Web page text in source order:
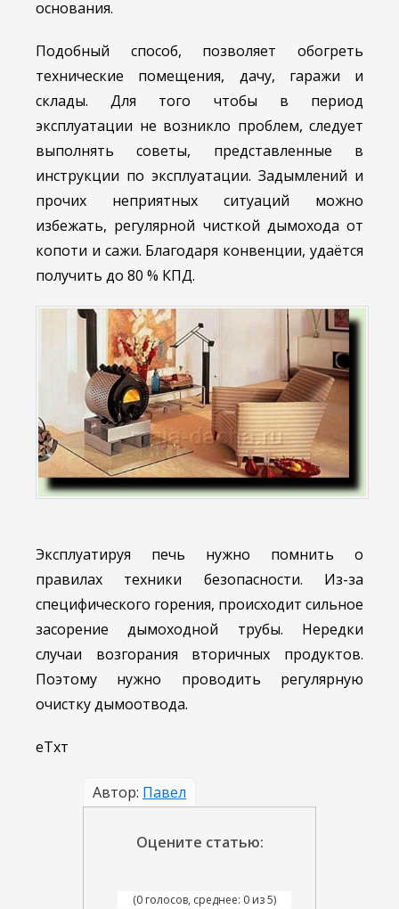
основания.
Подобный способ, позволяет обогреть
технические помещения, дачу, гаражи и
склады. Для того чтобы в период
эксплуатации не возникло проблем, следует
выполнять советы, представленные в
инструкции по эксплуатации. Задымлений и
прочих неприятных ситуаций можно
избежать, регулярной чисткой дымохода от
копоти и сажи. Благодаря конвенции, удаётся
получить до 80 % КПД.
Эксплуатируя печь нужно помнить о
правилах техники безопасности. Из-за
специфического горения, происходит сильное
засорение дымоходной трубы. Нередки
случаи возгорания вторичных продуктов.
Поэтому нужно проводить регулярную
очистку дымоотвода.
еТхт
Автор: Павел
Оцените статью:
(0 голосов, среднее: 0 из 5)